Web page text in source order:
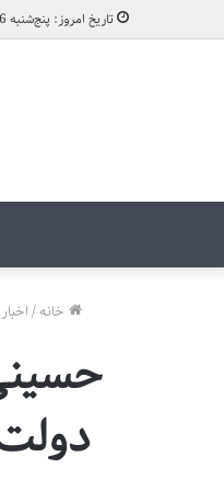
تاریخ امروز: پنج‌شنبه 6 آگوست 2026
خانه/